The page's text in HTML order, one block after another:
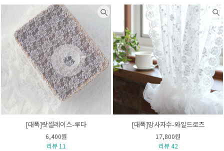
[대폭]랏셀레이스-루다
6,400원
리뷰 11
[대폭]망사자수-와일드로즈
17,800원
리뷰 42